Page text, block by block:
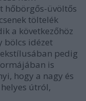
hőbörgős-üvöltős
töltelék
a következőhöz
bölcs idézet
pedig
is
hogy a nagy és
útról,